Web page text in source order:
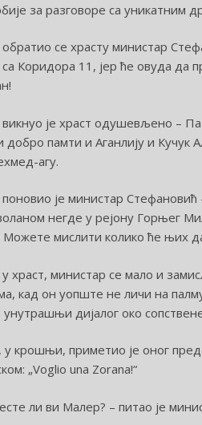
за разговоре са уникатним
обратио се храсту министар
Коридора 11, јер ће овуда да
је храст одушевљено –
добро памти и Аганлију и
агу.
поновио је министар
негде у рејону Горњег
Можете мислити колико ће њих
у храст, министар се мало и
кад он уопште не личи на
дијалог око
у крошњи, приметио је оног
„Voglio una Zorana!“
ли ви Малер? – питао је